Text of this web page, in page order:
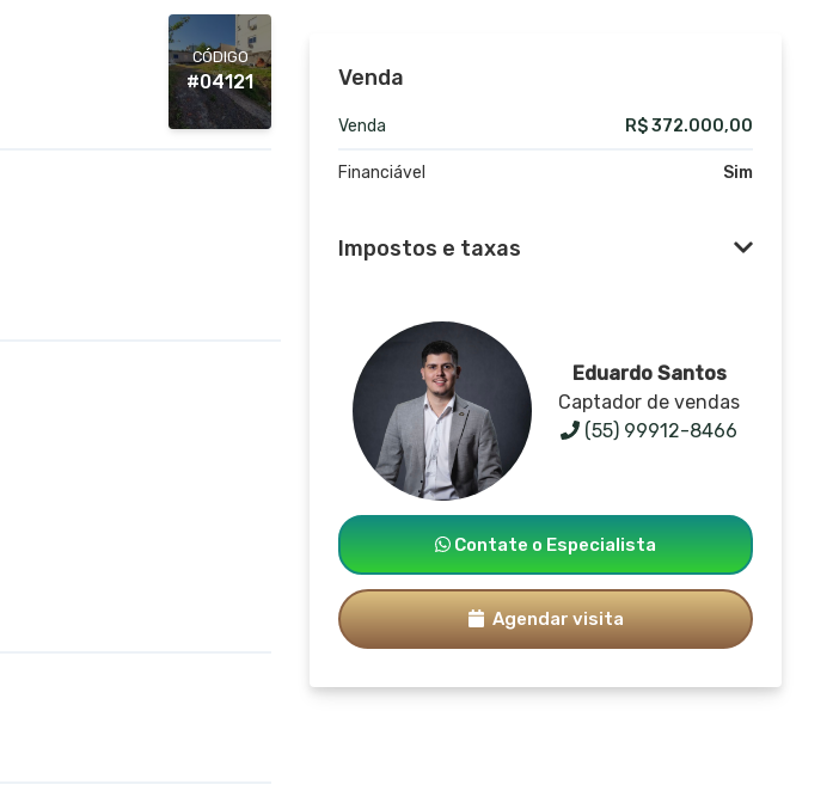
CÓDIGO
#04121 Venda
Venda R$ 372.000,00
Financiável Sim
Impostos e taxas
Eduardo Santos
Captador de vendas
(55) 99912-8466
Contate o Especialista
Agendar visita